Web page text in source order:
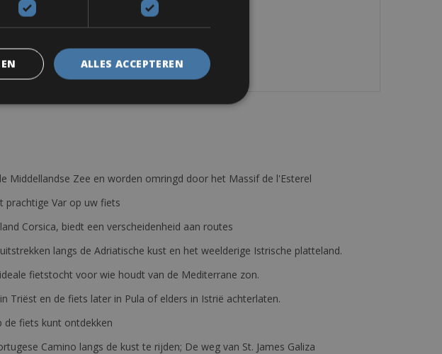
Middellandse Zee en worden omringd door het Massif de l'Esterel
prachtige Var op uw fiets
Corsica, biedt een verscheidenheid aan routes
langs de Adriatische kust en het weelderige Istrische platteland.
fietstocht voor wie houdt van de Mediterrane zon.
Triëst en de fiets later in Pula of elders in Istrië achterlaten.
de fiets kunt ontdekken
Camino langs de kust te rijden; De weg van St. James Galiza
ALLES ACCEPTEREN